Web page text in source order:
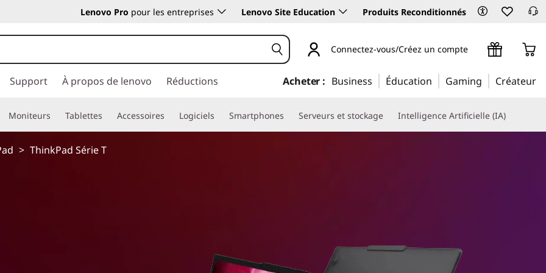
Lenovo Pro pour les entreprises Lenovo Site Education Produits Reconditionnés
Connectez-vous/Créez un compte
Support À propos de lenovo Réductions Acheter : Business Éducation Gaming Créateur
Moniteurs Tablettes Accessoires Logiciels Smartphones Serveurs et stockage Intelligence Artificielle (IA)
> ThinkPad Série T